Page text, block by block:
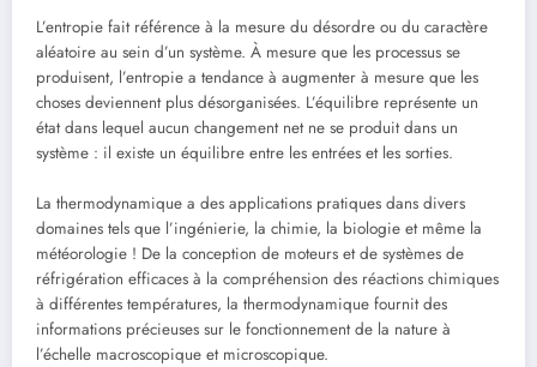
L’entropie fait référence à la mesure du désordre ou du caractère
aléatoire au sein d’un système. À mesure que les processus se
produisent, l’entropie a tendance à augmenter à mesure que les
choses deviennent plus désorganisées. L’équilibre représente un
état dans lequel aucun changement net ne se produit dans un
système : il existe un équilibre entre les entrées et les sorties.
La thermodynamique a des applications pratiques dans divers
domaines tels que l’ingénierie, la chimie, la biologie et même la
météorologie ! De la conception de moteurs et de systèmes de
réfrigération efficaces à la compréhension des réactions chimiques
à différentes températures, la thermodynamique fournit des
informations précieuses sur le fonctionnement de la nature à
l’échelle macroscopique et microscopique.